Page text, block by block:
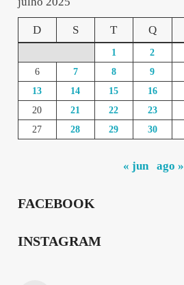
D S T Q
1 2
6
7 8 9
13
14 15 16
20
21 22 23
27
28 29 30
« jun ago »
FACEBOOK
INSTAGRAM